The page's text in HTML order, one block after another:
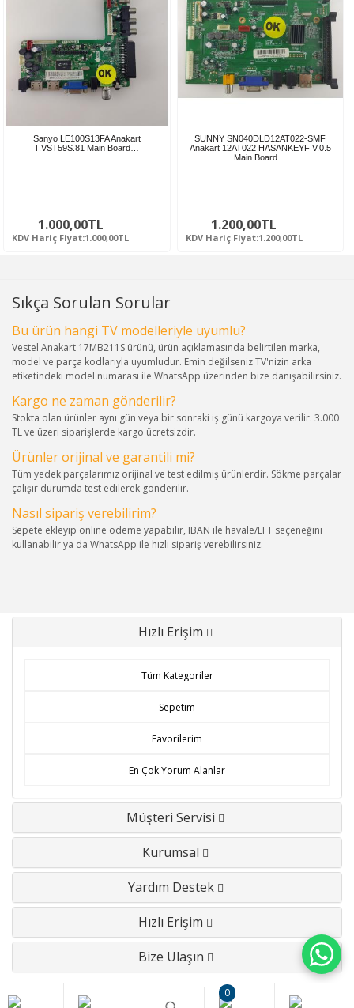
Sanyo LE100S13FA Anakart
T.VST59S.81 Main Board…
1.000,00TL
KDV Hariç Fiyat:1.000,00TL
SUNNY SN040DLD12AT022-SMF
Anakart 12AT022 HASANKEYF V.0.5
Main Board…
1.200,00TL
KDV Hariç Fiyat:1.200,00TL
Sıkça Sorulan Sorular
Bu ürün hangi TV modelleriyle uyumlu?
Vestel Anakart 17MB211S ürünü, ürün açıklamasında belirtilen marka,
model ve parça kodlarıyla uyumludur. Emin değilseniz TV'nizin arka
etiketindeki model numarası ile WhatsApp üzerinden bize danışabilirsiniz.
Kargo ne zaman gönderilir?
Stokta olan ürünler aynı gün veya bir sonraki iş günü kargoya verilir. 3.000
TL ve üzeri siparişlerde kargo ücretsizdir.
Ürünler orijinal ve garantili mi?
Tüm yedek parçalarımız orijinal ve test edilmiş ürünlerdir. Sökme parçalar
çalışır durumda test edilerek gönderilir.
Nasıl sipariş verebilirim?
Sepete ekleyip online ödeme yapabilir, IBAN ile havale/EFT seçeneğini
kullanabilir ya da WhatsApp ile hızlı sipariş verebilirsiniz.
0
Hızlı Erişim
Tüm Kategoriler
Sepetim
Favorilerim
En Çok Yorum Alanlar
Müşteri Servisi
Kurumsal
Yardım Destek
Hızlı Erişim
Bize Ulaşın